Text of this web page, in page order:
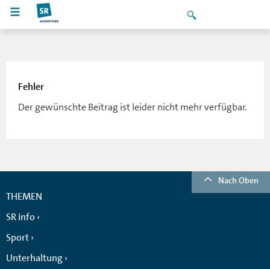
Fehler
Der gewünschte Beitrag ist leider nicht mehr verfügbar.
Nach Oben
THEMEN
SR info
Sport
Unterhaltung